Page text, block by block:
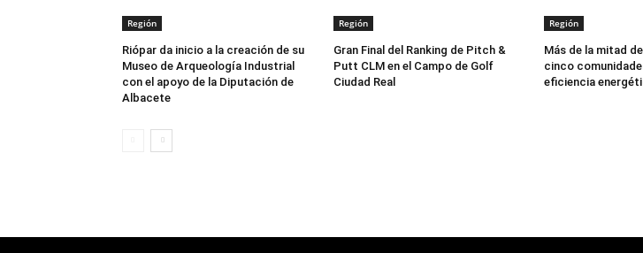
Región
Riópar da inicio a la creación de su
Museo de Arqueología Industrial
con el apoyo de la Diputación de
Albacete
Región
Gran Final del Ranking de Pitch &
Putt CLM en el Campo de Golf
Ciudad Real
Región
Más de la mitad
cinco
eficiencia